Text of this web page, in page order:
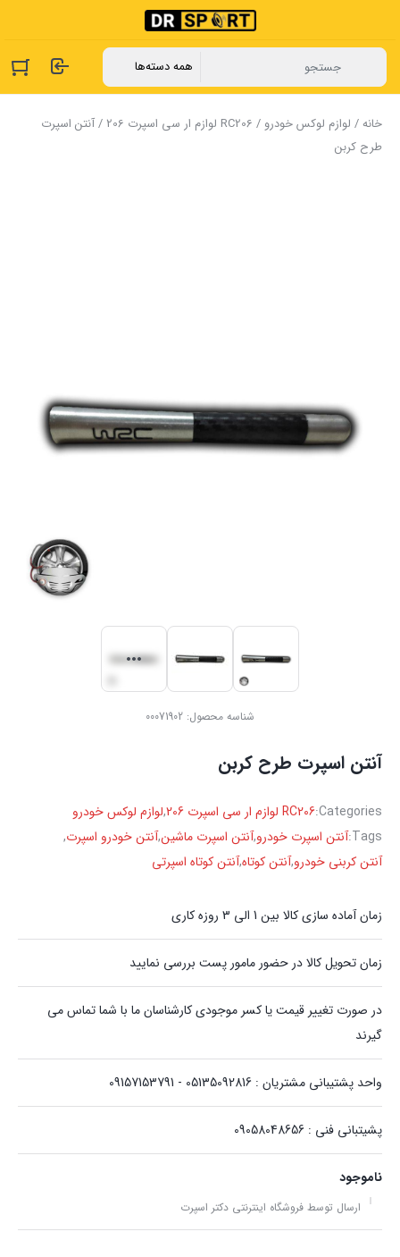
خانه/ لوازم لوکس خودرو / RC206 لوازم ار سی اسپرت 206
/ آنتن اسپرت
طرح کربن
شناسه محصول: 00071902
آنتن اسپرت طرح کربن
Categories: RC206 لوازم ار سی اسپرت 206 ,لوازم لوکس خودرو
Tags: آنتن اسپرت خودرو,آنتن اسپرت ماشین,آنتن خودرو اسپرت,
آنتن کربنی خودرو,آنتن کوتاه,آنتن کوتاه اسپرتی
زمان آماده سازی کالا بین 1 الی 3 روزه کاری
زمان تحویل کالا در حضور مامور پست بررسی نمایید
در صورت تغییر قیمت یا کسر موجودی کارشناسان ما با شما تماس می
گیرند
واحد پشتیبانی مشتریان : 05135092816 - 09157153791
پشیتبانی فنی : 09058048656
ناموجود
ارسال توسط فروشگاه اینترنتی دکتر اسپرت